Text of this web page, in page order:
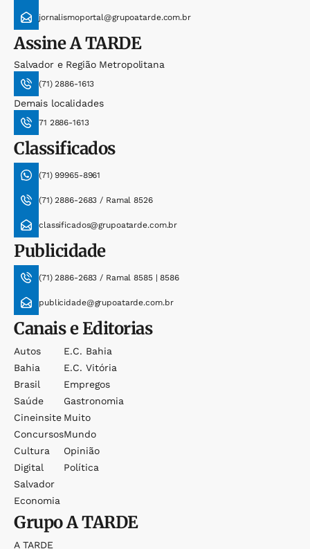
jornalismoportal@grupoatarde.com.br
AssineA TARDE
Salvador e Região Metropolitana
(71) 2886-1613
Demais localidades
71 2886-1613
Classificados
(71) 99965-8961
(71) 2886-2683 / Ramal 8526
classificados@grupoatarde.com.br
Publicidade
(71) 2886-2683 / Ramal 8585 | 8586
publicidade@grupoatarde.com.br
Canais e Editorias
Autos
Bahia
Brasil
Saúde
Cineinsite
Concursos
Cultura
Digital
Salvador
Economia
E.c. Bahia
E.c. Vitória
Empregos
Gastronomia
Muito
Mundo
Opinião
Política
GrupoA TARDE
A TARDE